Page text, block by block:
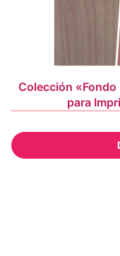
Colección
para